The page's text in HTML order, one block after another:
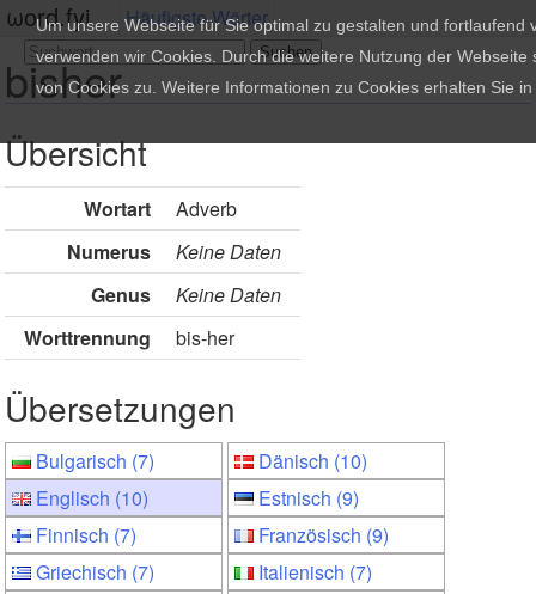
ωord.fyi Häufigste Wörter
bisher
Übersicht
Wortart
Adverb
Numerus
Keine Daten
Genus
Keine Daten
Worttrennung
bis-her
Übersetzungen
Bulgarisch (7)
Dänisch (10)
Englisch (10)
Estnisch (9)
Finnisch (7)
Französisch (9)
Griechisch (7)
Italienisch (7)
Um unsere Webseite für Sie optimal zu gestalten und fortlaufend
verwenden wir Cookies. Durch die weitere Nutzung der Webseite
von Cookies zu. Weitere Informationen zu Cookies erhalten Sie